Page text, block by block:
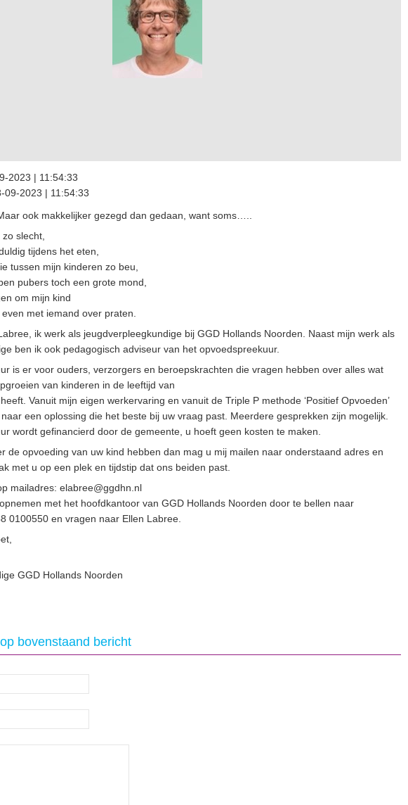
2023 | 11:54:33
09-2023 | 11:54:33
ook makkelijker gezegd dan gedaan, want soms…..
slecht,
tijdens het eten,
tussen mijn kinderen zo beu,
pubers toch een grote mond,
om mijn kind
met iemand over praten.
ik werk als jeugdverpleegkundige bij GGD Hollands Noorden. Naast mijn werk als
ben ik ook pedagogisch adviseur van het opvoedspreekuur.
is er voor ouders, verzorgers en beroepskrachten die vragen hebben over alles wat
van kinderen in de leeftijd van
Vanuit mijn eigen werkervaring en vanuit de Triple P methode ‘Positief Opvoeden’
een oplossing die het beste bij uw vraag past. Meerdere gesprekken zijn mogelijk.
wordt gefinancierd door de gemeente, u hoeft geen kosten te maken.
de opvoeding van uw kind hebben dan mag u mij mailen naar onderstaand adres en
met u op een plek en tijdstip dat ons beiden past.
mailadres: elabree@ggdhn.nl
met het hoofdkantoor van GGD Hollands Noorden door te bellen naar
0100550 en vragen naar Ellen Labree.
GGD Hollands Noorden
bovenstaand bericht